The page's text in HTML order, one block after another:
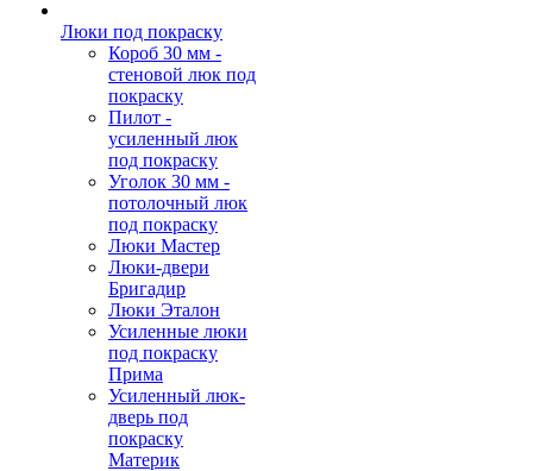
Люки под покраску
Короб 30 мм -
стеновой люк под
покраску
Пилот -
усиленный люк
под покраску
Уголок 30 мм -
потолочный люк
под покраску
Люки Мастер
Люки-двери
Бригадир
Люки Эталон
Усиленные люки
под покраску
Прима
Усиленный люк-
дверь под
покраску
Материк